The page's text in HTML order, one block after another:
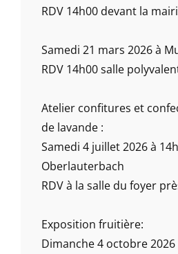
RDV 14h00 devant la
Samedi 21 mars 2026 à
RDV 14h00 salle
Atelier confitures et
de lavande :
Samedi 4 juillet 2026 à
Oberlauterbach
RDV à la salle du foyer
Exposition fruitière:
Dimanche 4 octobre 2026